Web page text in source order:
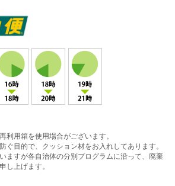
利用箱を使用場合がございます。
ぐ目的で、クッション材をお入れしてあります。
ますが各自治体の分別プログラムに沿って、廃棄
し上げます。